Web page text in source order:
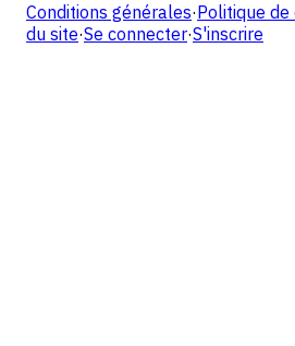
Conditions générales·Politique
du site·Se connecter·S'inscrire